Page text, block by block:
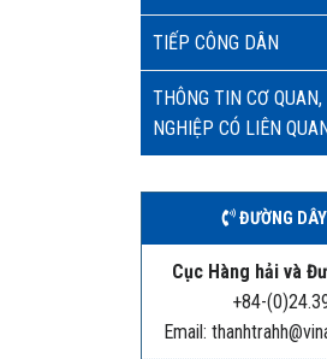
TIẾP CÔNG DÂN
THÔNG TIN CƠ
NGHIỆP CÓ LIÊN
ĐƯỜNG
Cục Hàng hải và
+84-
Email: